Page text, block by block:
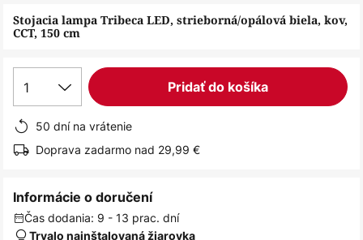
Stojacia lampa Tribeca LED, strieborná/opálová biela, kov,
CCT, 150 cm
1 Pridať do košíka
50 dní na vrátenie
Doprava zadarmo nad 29,99 €
Informácie o doručení
Čas dodania: 9 - 13 prac. dní
Trvalo nainštalovaná žiarovka